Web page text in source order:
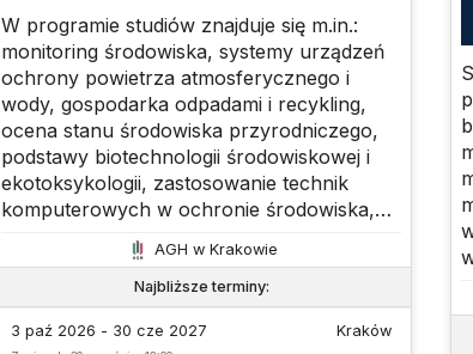
W programie studiów znajduje się m.in.:
monitoring środowiska, systemy urządzeń
ochrony powietrza atmosferycznego i
wody, gospodarka odpadami i recykling,
ocena stanu środowiska przyrodniczego,
podstawy biotechnologii środowiskowej i
ekotoksykologii, zastosowanie technik
komputerowych w ochronie środowiska,
najnowsze przepisy i normy prawne z ich
interpretacją, zarządzanie środowiskiem,
ekonomia i ekonomika środowiska.
Szczególne miejsce w programie studiów
zajmują współczesne problemy gospodarki
AGH w Krakowie
Najbliższe terminy:
3 paź 2026 - 30 cze 2027 Kraków